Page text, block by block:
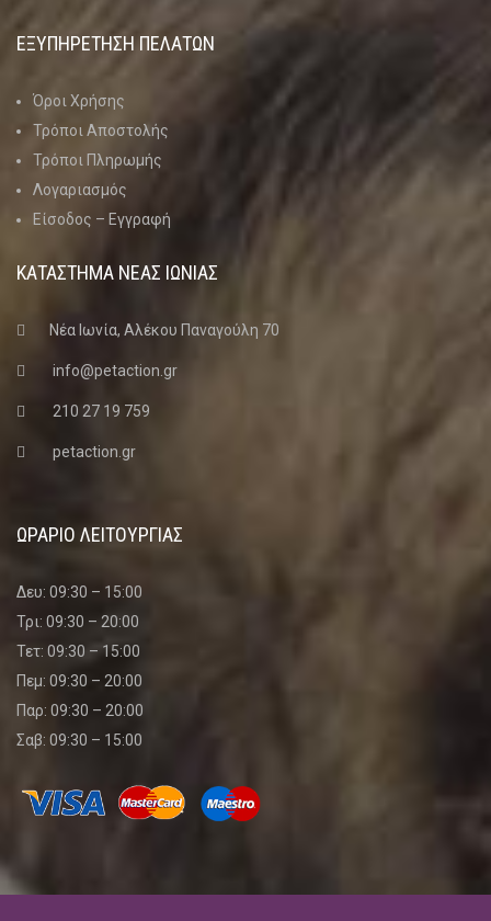
ΕΞΥΠΗΡΕΤΗΣΗ ΠΕΛΑΤΩΝ
Όροι Χρήσης
Τρόποι Αποστολής
Τρόποι Πληρωμής
Λογαριασμός
Είσοδος – Εγγραφή
ΚΑΤΑΣΤΗΜΑ ΝΈΑΣ ΙΩΝΊΑΣ
Νέα Ιωνία, Αλέκου Παναγούλη 70
info@petaction.gr
210 27 19 759
petaction.gr
ΩΡΑΡΙΟ ΛΕΙΤΟΥΡΓΙΑΣ
Δευ: 09:30 – 15:00
Τρι: 09:30 – 20:00
Τετ: 09:30 – 15:00
Πεμ: 09:30 – 20:00
Παρ: 09:30 – 20:00
Σαβ: 09:30 – 15:00